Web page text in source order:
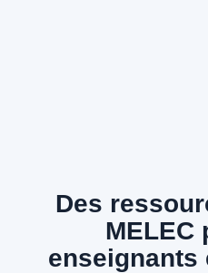
Des
MELEC
enseignants